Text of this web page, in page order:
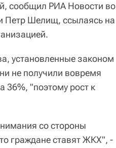
сообщил РИА Новости во
Петр Шелищ, ссылаясь на
установленные законом
не получили вовремя
36%, "поэтому рост к
со стороны
граждане ставят ЖКХ", -